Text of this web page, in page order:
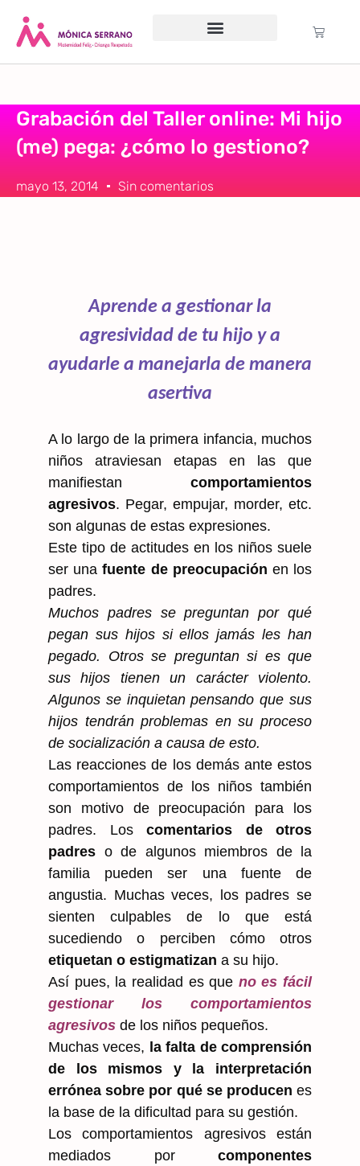
Grabación del Taller online: Mi hijo
(me) pega: ¿cómo lo gestiono?
mayo 13, 2014 Sin comentarios
Aprende a gestionar la
agresividad de tu hijo y a
ayudarle a manejarla de manera
asertiva
A lo largo de la primera infancia, muchos
niños atraviesan etapas en las que
manifiestan comportamientos
agresivos. Pegar, empujar, morder, etc.
son algunas de estas expresiones.
Este tipo de actitudes en los niños suele
ser unafuente de preocupación en los
padres.
Muchos padres se preguntan por qué
pegan sus hijos si ellos jamás les han
pegado. Otros se preguntan si es que
sus hijos tienen un carácter violento.
Algunos se inquietan pensando que sus
hijos tendrán problemas en su proceso
de socialización a causa de esto.
Las reacciones de los demás ante estos
comportamientos de los niños también
son motivo de preocupación para los
padres. Los comentarios de otros
padres o de algunos miembros de la
familia pueden ser una fuente de
angustia. Muchas veces, los padres se
sienten culpables de lo que está
sucediendo o perciben cómo otros
etiquetan o estigmatizan a su hijo.
Así pues, la realidad es que no es fácil
gestionar los comportamientos
agresivos de los niños pequeños.
Muchas veces, la falta de comprensión
de los mismos y la interpretación
errónea sobre por qué se producen es
la base de la dificultad para su gestión.
Los comportamientos agresivos están
mediados por componentes